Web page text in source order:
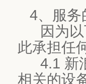
4、服务
因为以
此承担任
4.1 新浪
相关的设